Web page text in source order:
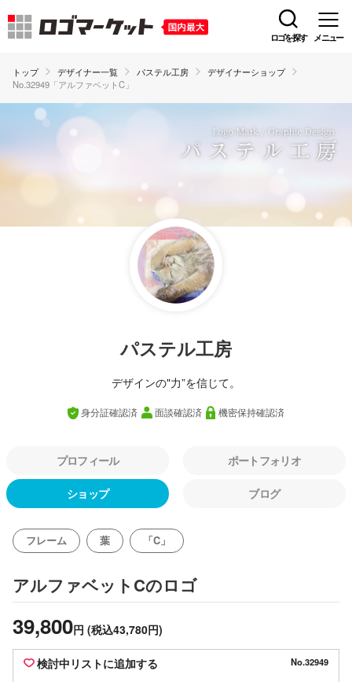
ロゴを探す メニュー
トップ デザイナー一覧 パステル工房
デザイナーショップ
No.32949「アルファベットC」
パステル工房
デザインの"力”を信じて。
身分証確認済 面談確認済 機密保持確認済
プロフィール ポートフォリオ
ショップ ブログ
フレーム 葉 「C」
アルファベットCのロゴ
39,800円 (税込43,780円)
検討中リストに追加する No.32949